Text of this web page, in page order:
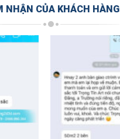
NHẬN CỦA KHÁCH HÀNG